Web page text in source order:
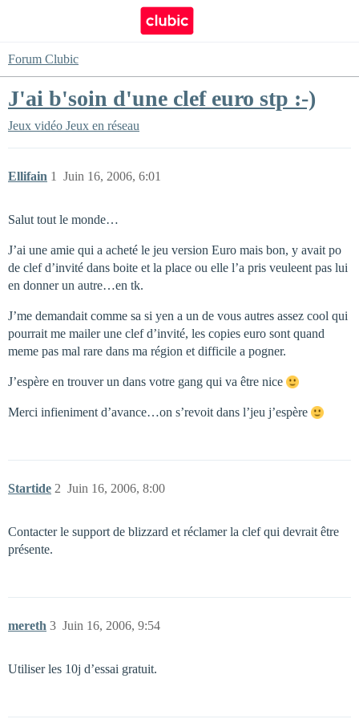
Forum Clubic
J'ai b'soin d'une clef euro stp :-)
Jeux vidéo Jeux en réseau
Ellifain Juin 16, 2006, 6:01
1
Salut tout le monde…
J’ai une amie qui a acheté le jeu version Euro mais bon, y avait po
de clef d’invité dans boite et la place ou elle l’a pris veuleent pas lui
en donner un autre…en tk.
J’me demandait comme sa si yen a un de vous autres assez cool qui
pourrait me mailer une clef d’invité, les copies euro sont quand
meme pas mal rare dans ma région et difficile a pogner.
J’espère en trouver un dans votre gang qui va être nice
Merci infieniment d’avance…on s’revoit dans l’jeu j’espère
Startide Juin 16, 2006, 8:00
2
Contacter le support de blizzard et réclamer la clef qui devrait être
présente.
mereth Juin 16, 2006, 9:54
3
Utiliser les 10j d’essai gratuit.